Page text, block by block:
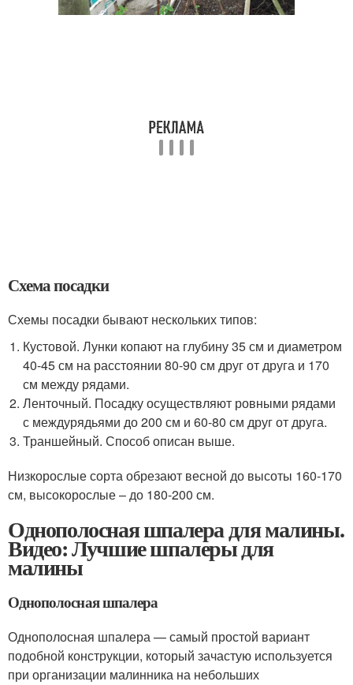
Схема посадки
Схемы посадки бывают нескольких типов:
Кустовой. Лунки копают на глубину 35 см и диаметром
40-45 см на расстоянии 80-90 см друг от друга и 170
см между рядами.
Ленточный. Посадку осуществляют ровными рядами
с междурядьями до 200 см и 60-80 см друг от друга.
Траншейный. Способ описан выше.
Низкорослые сорта обрезают весной до высоты 160-170
см, высокорослые – до 180-200 см.
Однополосная шпалера для малины.
Видео: Лучшие шпалеры для
малины
Однополосная шпалера
Однополосная шпалера — самый простой вариант
подобной конструкции, который зачастую используется
при организации малинника на небольших